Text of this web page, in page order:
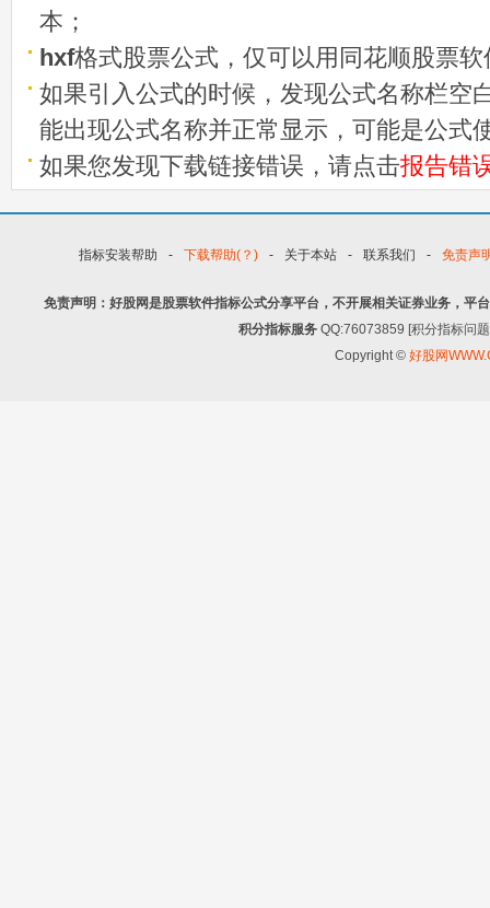
本；
hxf格式股票公式，仅可以用同花顺股票
如果引入公式的时候，发现公式名称栏空
能出现公式名称并正常显示，可能是公式
如果您发现下载链接错误，请点击报告错
指标安装帮助 - 下载帮助(？) - 关于本站 - 联系我们 - 免责声
免责声明：好股网是股票软件指标公式分享平台，不开展相关证券业务，平
积分指标服务 QQ:76073859 [积分指标问
Copyright © 好股网